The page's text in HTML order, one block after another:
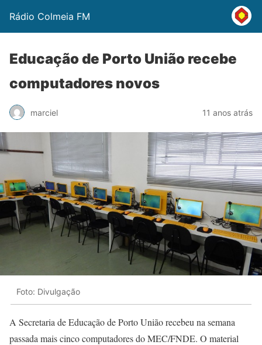
Rádio Colmeia FM
Educação de Porto União recebe
computadores novos
marciel 11 anos atrás
Foto: Divulgação
A Secretaria de Educação de Porto União recebeu na semana
passada mais cinco computadores do MEC/FNDE. O material